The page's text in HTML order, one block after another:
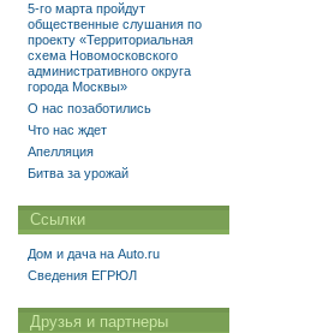
5-го марта пройдут
общественные слушания по
проекту «Территориальная
схема Новомосковского
административного округа
города Москвы»
О нас позаботились
Что нас ждет
Апелляция
Битва за урожай
Ссылки
Дом и дача на Auto.ru
Сведения ЕГРЮЛ
Друзья и партнеры